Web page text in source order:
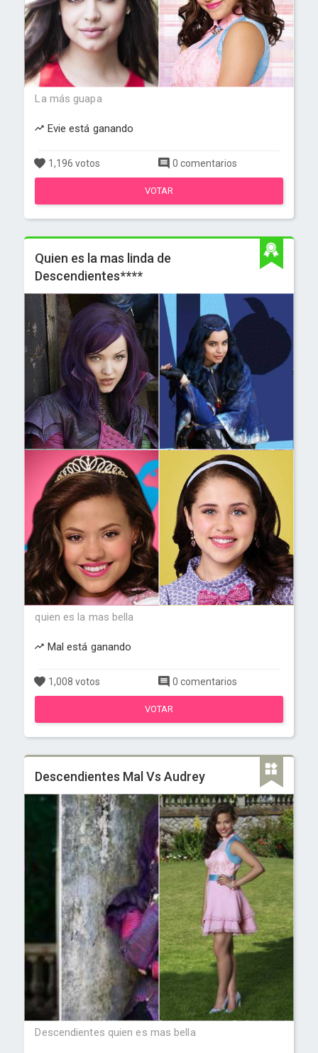
La más guapa
Evie está ganando
1,196 votos 0 comentarios
VOTAR
Quien es la mas linda de
Descendientes****
quien es la mas bella
Mal está ganando
1,008 votos 0 comentarios
VOTAR
Descendientes Mal Vs Audrey
Descendientes quien es mas bella